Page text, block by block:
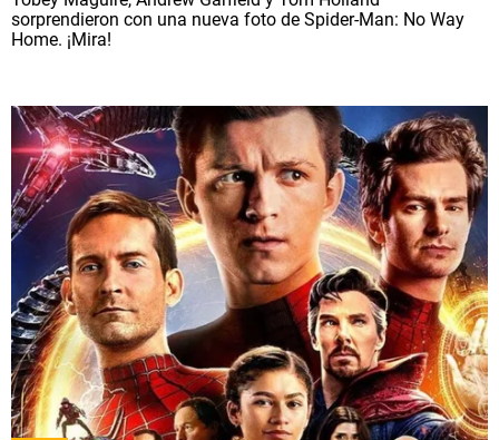
sorprendieron con una nueva foto de Spider-Man: No Way
Home. ¡Mira!